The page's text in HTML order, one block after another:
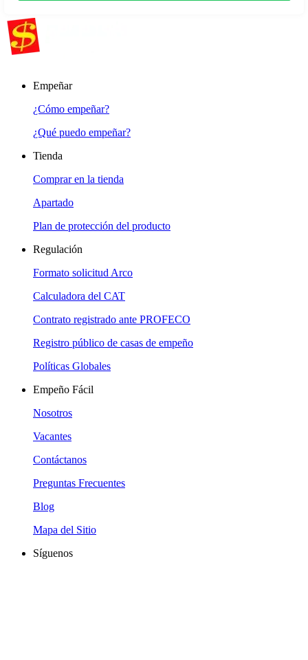
Empeñar
¿Cómo empeñar?
¿Qué puedo empeñar?
Tienda
Comprar en la tienda
Apartado
Plan de protección del producto
Regulación
Formato solicitud Arco
Calculadora del CAT
Contrato registrado ante PROFECO
Registro público de casas de empeño
Políticas Globales
Empeño Fácil
Nosotros
Vacantes
Contáctanos
Preguntas Frecuentes
Blog
Mapa del Sitio
Síguenos